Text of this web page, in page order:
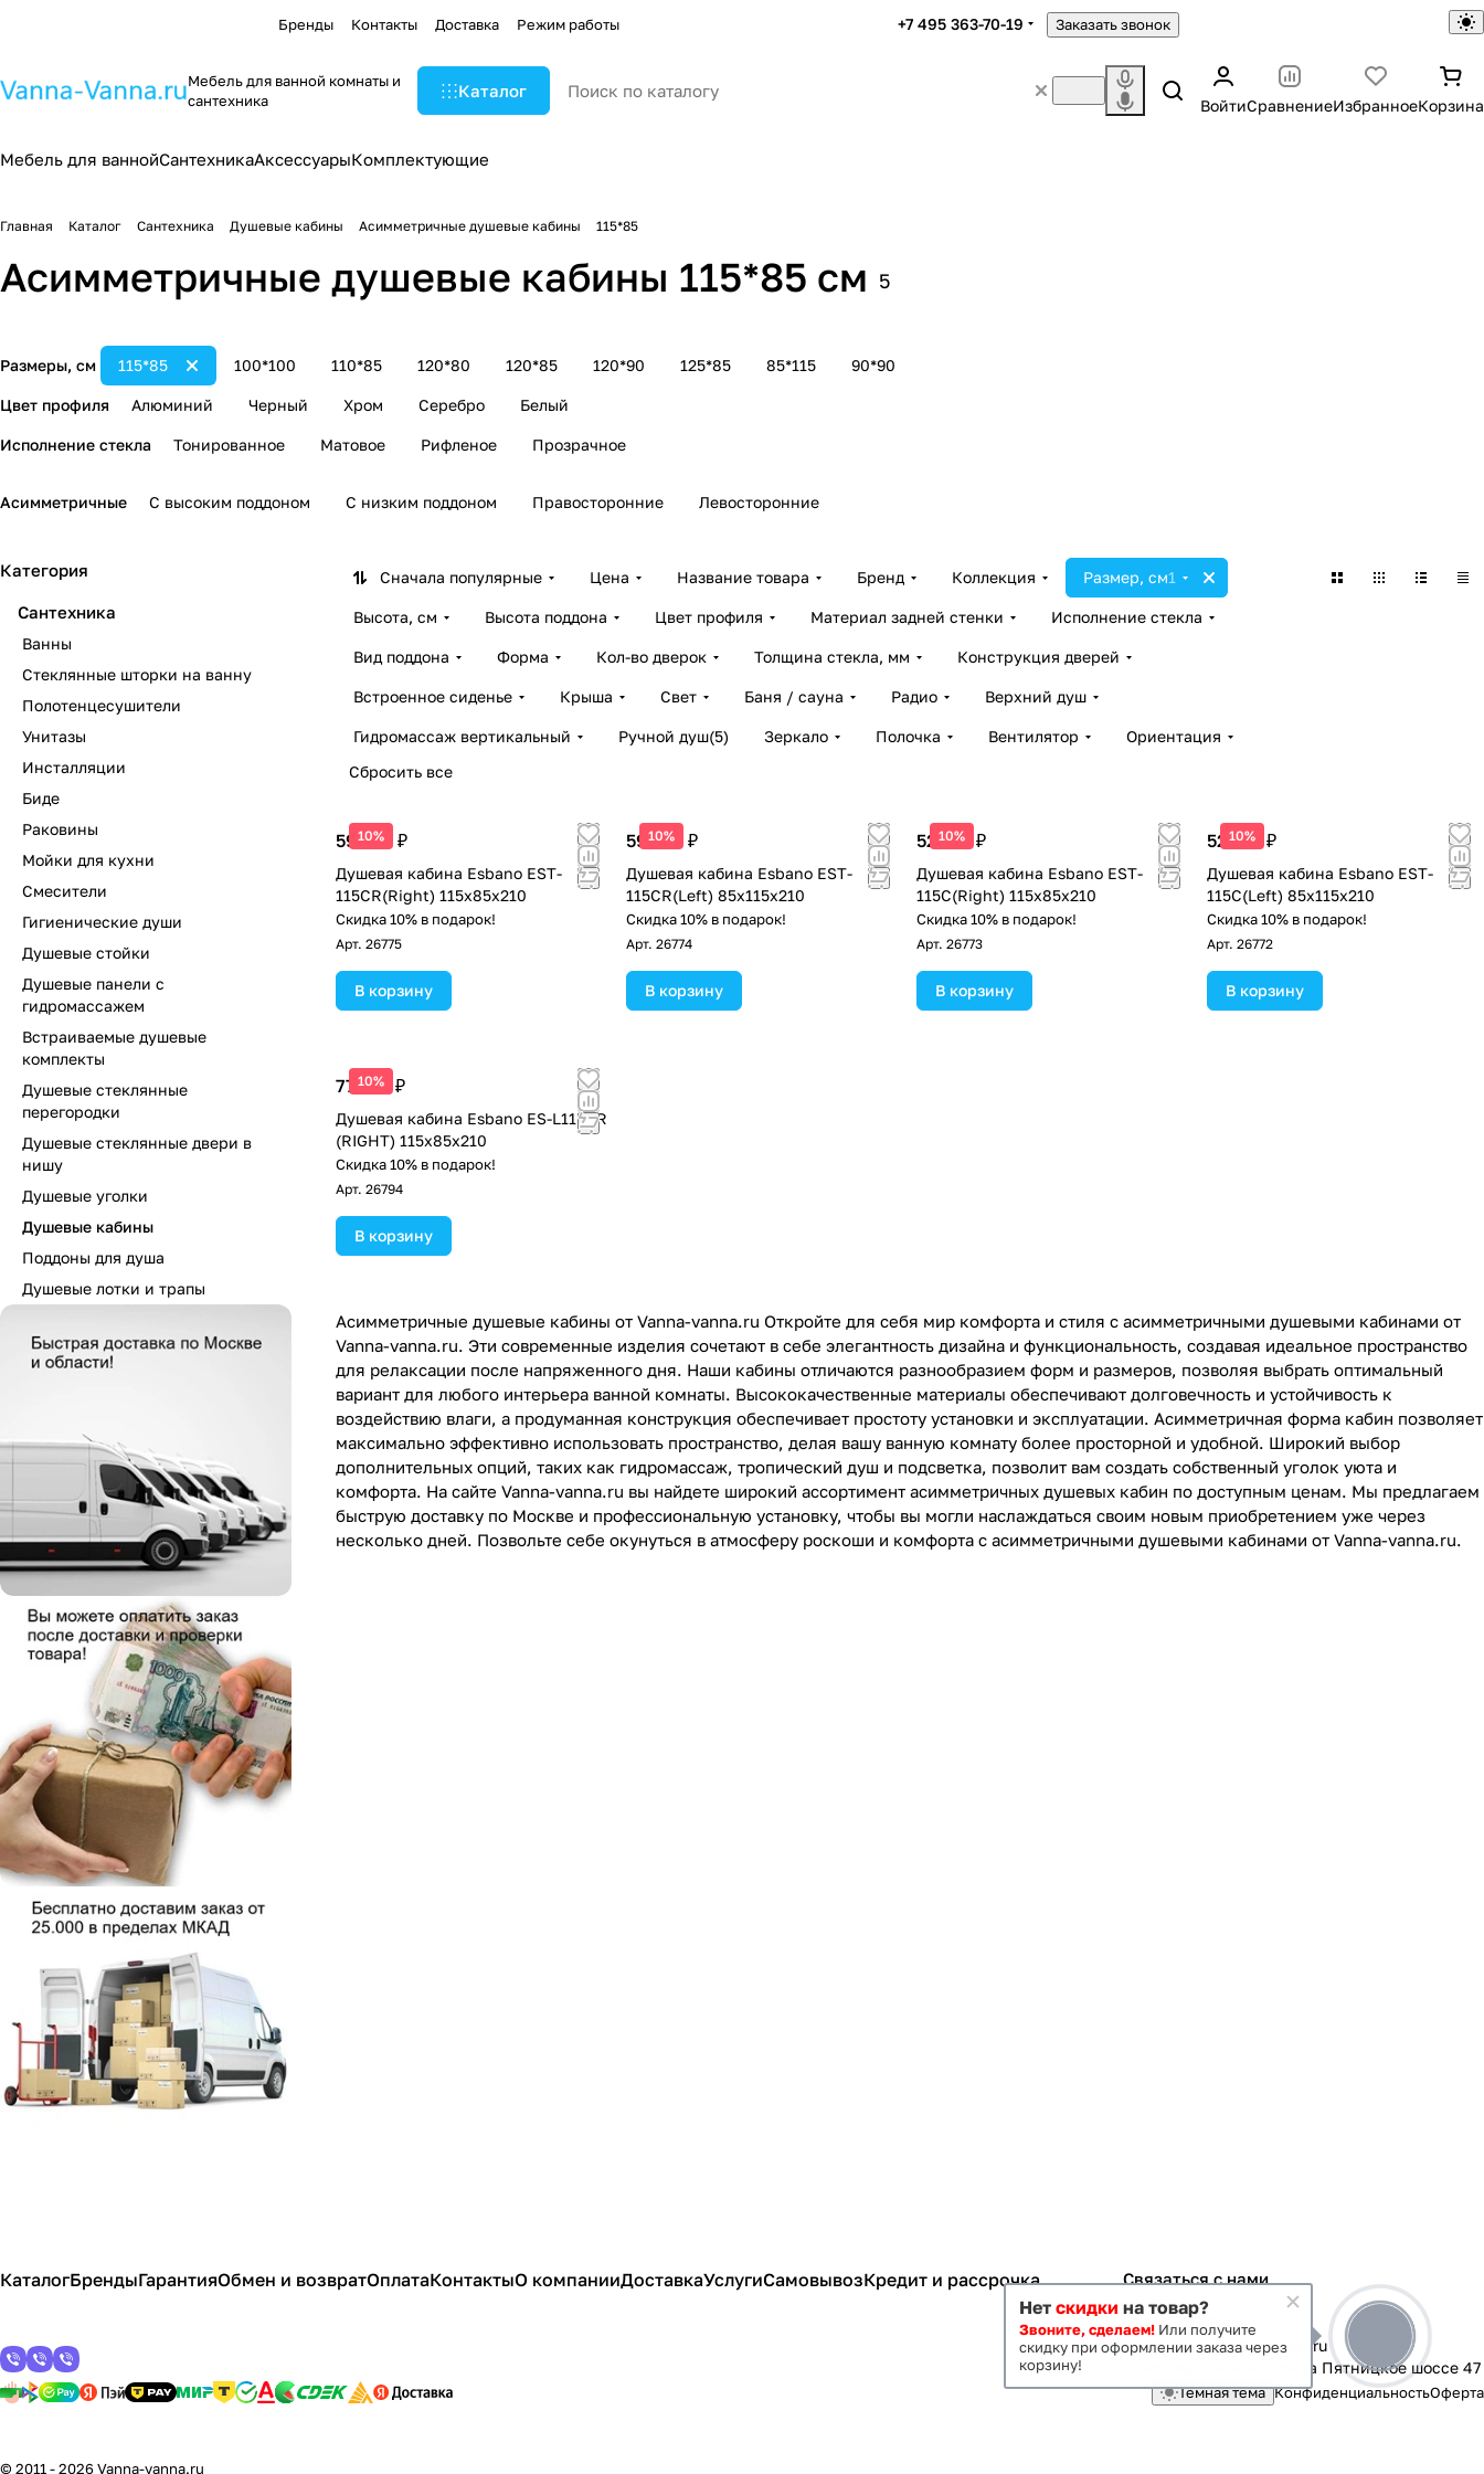
Бренды Контакты Доставка Режим работы +7 495 363-70-19 Заказать звонок
Мебель для ванной комнаты и
сантехника
Каталог
ВойтиСравнениеИзбранноеКорзина
Мебель для ваннойСантехникаАксессуарыКомплектующие
Главная Каталог Сантехника Душевые кабины Асимметричные душевые кабины 115*85
Асимметричные душевые кабины 115*85 см 5
Размеры, см 100*100 110*85
115*85 120*80 120*85 120*90 125*85 85*115 90*90
Цвет профиля Алюминий Черный Хром Серебро Белый
Исполнение стекла Тонированное Матовое Рифленое Прозрачное
Асимметричные С высоким поддоном С низким поддоном Правосторонние Левосторонние
Сначала популярные Цена Название товара Бренд Коллекция Размер, см1
Высота, см Высота поддона Цвет профиля Материал задней стенки Исполнение стекла
Вид поддона Форма Кол-во дверок Толщина стекла, мм Конструкция дверей
Встроенное сиденье Крыша Свет Баня / сауна Радио Верхний душ
Гидромассаж вертикальный Ручной душ(5) Зеркало Полочка Вентилятор
Ориентация
Сбросить все
10%
59 288 ₽
Душевая кабина Esbano EST-
115CR(Right) 115х85х210
Скидка 10% в подарок!
Арт. 26775
В корзину
10%
59 288 ₽
Душевая кабина Esbano EST-
115CR(Left) 85х115х210
Скидка 10% в подарок!
Арт. 26774
В корзину
10%
52 913 ₽
Душевая кабина Esbano EST-
115C(Right) 115х85х210
Скидка 10% в подарок!
Арт. 26773
В корзину
10%
52 913 ₽
Душевая кабина Esbano EST-
115C(Left) 85х115х210
Скидка 10% в подарок!
Арт. 26772
В корзину
10%
77 138 ₽
Душевая кабина Esbano ES-L115CR
(RIGHT) 115х85х210
Скидка 10% в подарок!
Арт. 26794
В корзину
Асимметричные душевые кабины от Vanna-vanna.ru Откройте для себя мир комфорта и стиля с асимметричными душевыми кабинами от
Vanna-vanna.ru. Эти современные изделия сочетают в себе элегантность дизайна и функциональность, создавая идеальное пространство
для релаксации после напряженного дня. Наши кабины отличаются разнообразием форм и размеров, позволяя выбрать оптимальный
вариант для любого интерьера ванной комнаты. Высококачественные материалы обеспечивают долговечность и устойчивость к
воздействию влаги, а продуманная конструкция обеспечивает простоту установки и эксплуатации. Асимметричная форма кабин позволяет
максимально эффективно использовать пространство, делая вашу ванную комнату более просторной и удобной. Широкий выбор
дополнительных опций, таких как гидромассаж, тропический душ и подсветка, позволит вам создать собственный уголок уюта и
комфорта. На сайте Vanna-vanna.ru вы найдете широкий ассортимент асимметричных душевых кабин по доступным ценам. Мы предлагаем
быструю доставку по Москве и профессиональную установку, чтобы вы могли наслаждаться своим новым приобретением уже через
несколько дней. Позвольте себе окунуться в атмосферу роскоши и комфорта с асимметричными душевыми кабинами от Vanna-vanna.ru.
Категория
Сантехника
Ванны
Стеклянные шторки на ванну
Полотенцесушители
Унитазы
Инсталляции
Биде
Раковины
Мойки для кухни
Смесители
Гигиенические души
Душевые стойки
Душевые панели с
гидромассажем
Встраиваемые душевые
комплекты
Душевые стеклянные
перегородки
Душевые стеклянные двери в
нишу
Душевые уголки
Душевые кабины
Поддоны для душа
Душевые лотки и трапы
КаталогБрендыГарантияОбмен и возвратОплатаКонтактыО компанииДоставкаУслугиСамовывозКредит и рассрочка Связаться с нами
+7 495 363-70-19
magazin-vanna@yandex.ru
г. Москва, Митино, улица Пятницкое шоссе 47
Темная тема КонфиденциальностьОферта
© 2011 - 2026 Vanna-vanna.ru
Нет скидки на товар?
Звоните, сделаем! Или получите
скидку при оформлении заказа через
корзину!